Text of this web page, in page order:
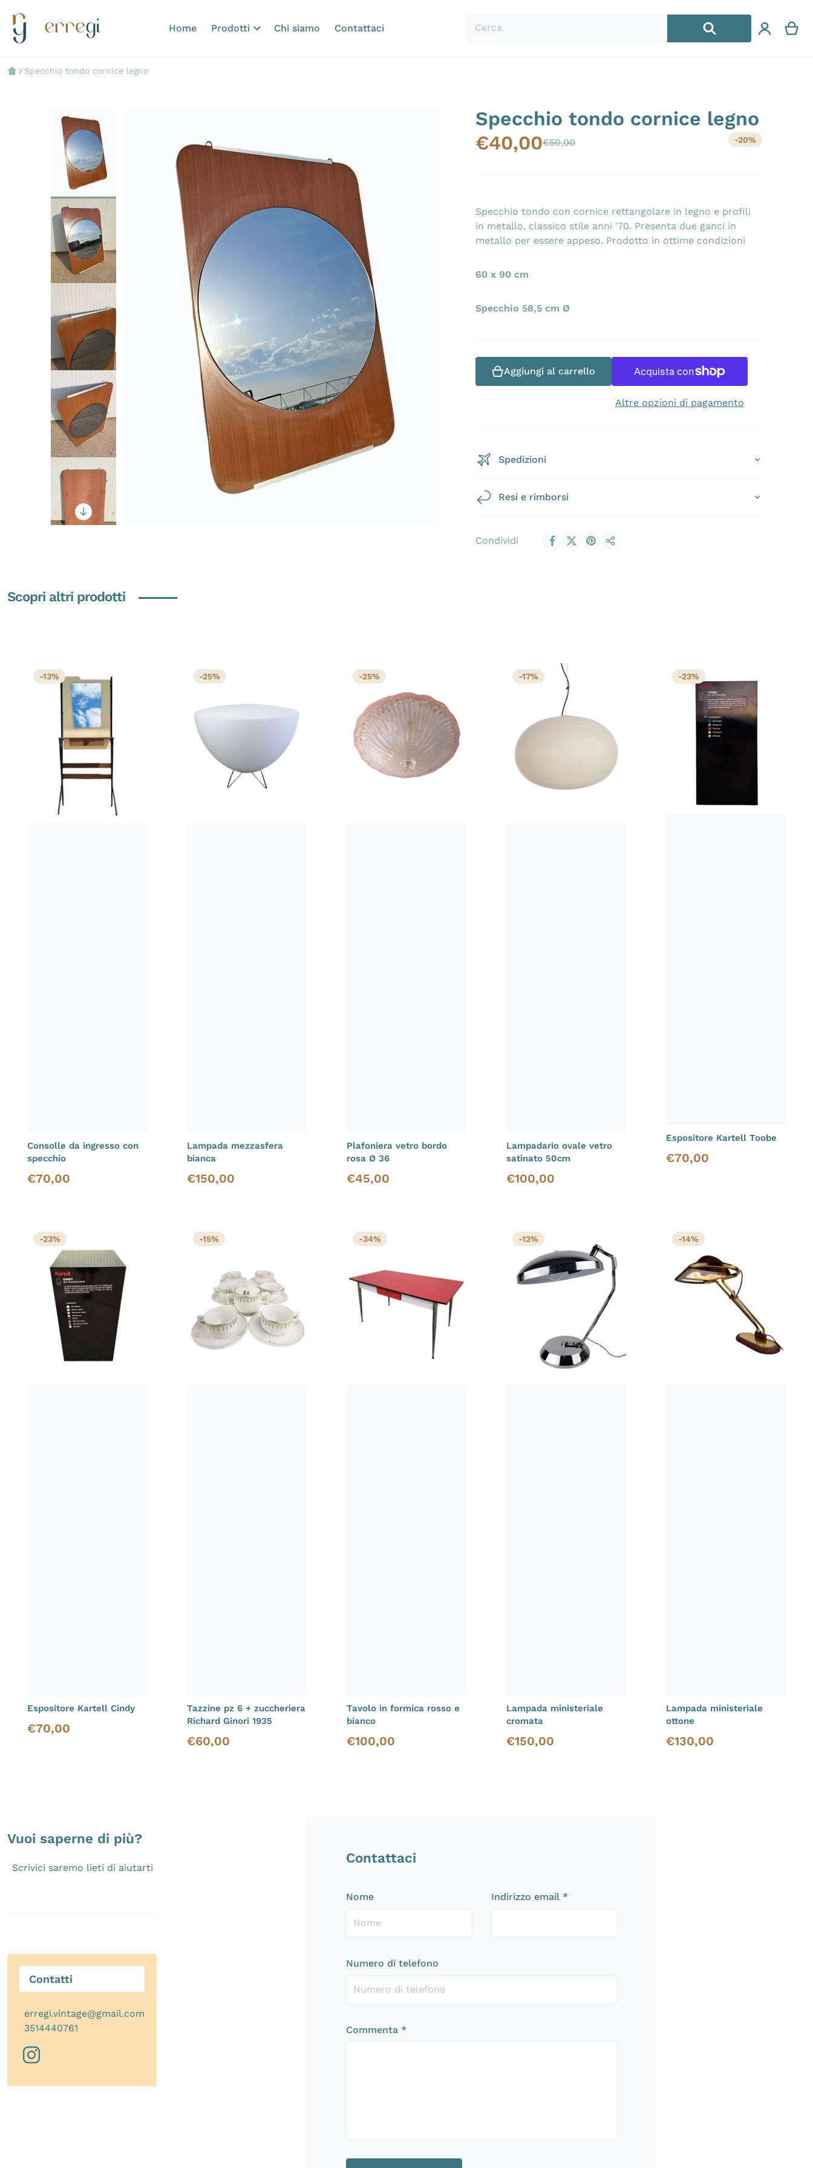
Home Prodotti Chi siamo Contattaci
Specchio tondo cornice legno
Apri 1 dei contenuti multimediali nella modalità galleria
files/20240721-185507.jpg files/
Specchio tondo cornice legno
€50,00
Prezzo di vendita
€40,00 -20%
Specchio tondo con cornice rettangolare in legno e profili
in metallo, classico stile anni '70. Presenta due ganci in
metallo per essere appeso. Prodotto in ottime condizioni
60 x 90 cm
Specchio 58,5 cm Ø
Aggiungi al carrello
Altre opzioni di pagamento
Spedizioni
Resi e rimborsi
Condividi
Condividi
Scopri altri prodotti
-13%
Consolle da ingresso con
specchio
Prezzo di vendita
€70,00
-25%
Lampada mezzasfera
bianca
Prezzo di vendita
€150,00
-25%
Plafoniera vetro bordo
rosa Ø 36
Prezzo di vendita
€45,00
-17%
Lampadario ovale vetro
satinato 50cm
Prezzo di vendita
€100,00
-23%
Espositore Kartell Toobe
Prezzo di vendita
€70,00
-23%
Espositore Kartell Cindy
Prezzo di vendita
€70,00
-15%
Tazzine pz 6 + zuccheriera
Richard Ginori 1935
Prezzo di vendita
€60,00
-34%
Tavolo in formica rosso e
bianco
Prezzo di vendita
€100,00
-12%
Lampada ministeriale
cromata
Prezzo di vendita
€150,00
-14%
Lampada ministeriale
ottone
Prezzo di vendita
€130,00
Contattaci
Nome Indirizzo email *
Numero di telefono
Commenta *
Vuoi saperne di più?
Scrivici saremo lieti di aiutarti
Contatti
erregi.vintage@gmail.com
3514440761